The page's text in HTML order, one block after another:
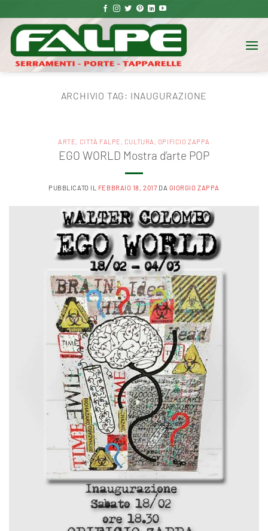
ai
contenuti
ARCHIVIO TAG: INAUGURAZIONE
ARTE, CITTÀ FALPE , CULTURA , OPIFICIO ZAPPA
EGO WORLD Mostra d’arte POP
PUBBLICATO IL FEBBRAIO 18, 2017 DA GIORGIO ZAPPA